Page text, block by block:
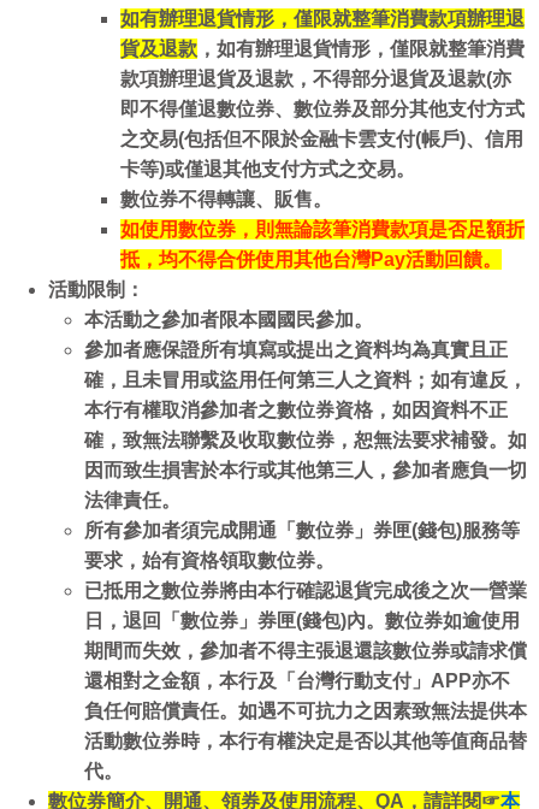
如有辦理退貨情形，僅限就整筆消費款項辦理退
貨及退款 ，如有辦理退貨情形，僅限就整筆消費
款項辦理退貨及退款，不得部分退貨及退款(亦
即不得僅退數位券、數位券及部分其他支付方式
之交易(包括但不限於金融卡雲支付(帳戶)、信用
卡等)或僅退其他支付方式之交易。
數位券不得轉讓、販售。
如使用數位券，則無論該筆消費款項是否足額折
抵，均不得合併使用其他台灣Pay活動回饋。
活動限制：
本活動之參加者限本國國民參加。
參加者應保證所有填寫或提出之資料均為真實且正
確，且未冒用或盜用任何第三人之資料；如有違反，
本行有權取消參加者之數位券資格，如因資料不正
確，致無法聯繫及收取數位券，恕無法要求補發。如
因而致生損害於本行或其他第三人，參加者應負一切
法律責任。
所有參加者須完成開通「數位券」券匣(錢包)服務等
要求，始有資格領取數位券。
已抵用之數位券將由本行確認退貨完成後之次一營業
日，退回「數位券」券匣(錢包)內。數位券如逾使用
期間而失效，參加者不得主張退還該數位券或請求償
還相對之金額，本行及「台灣行動支付」APP亦不
負任何賠償責任。如遇不可抗力之因素致無法提供本
活動數位券時，本行有權決定是否以其他等值商品替
代。
數位券簡介、開通、領券及使用流程、QA，請詳閱☞本